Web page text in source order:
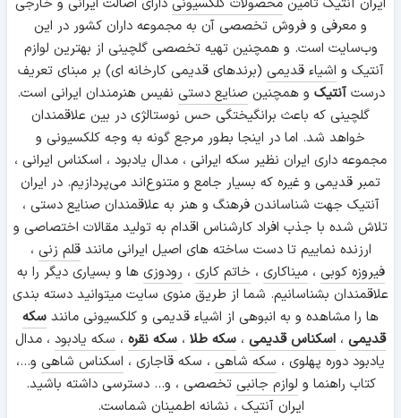
و معرفی و فروش تخصصی آن به مجموعه داران کشور در این
وب‌سایت است. و همچنین تهیه تخصصی گلچینی از بهترین لوازم
آنتیک و اشیاء قدیمی (برندهای قدیمی کارخانه ای) بر مبنای تعریف
درستآنتیک و همچنینصنایع دستی نفیس هنرمندان ایرانی است.
گلچینی که باعث برانگیختگی حس نوستالژی در بین علاقمندان
خواهد شد. اما در اینجا بطور مرجع گونه به وجه کلکسیونی و
مجموعه داری ایران نظیر سکه ایرانی ، مدال یادبود ، اسکناس ایرانی ،
تمبر قدیمی و غیره که بسیار جامع و متنوع‌اند می‌پردازیم. در ایران
آنتیک جهت شناساندن فرهنگ و هنر به علاقمندان صنایع دستی ،
تلاش شده با جذب افراد کارشناس اقدام به تولید مقالات اختصاصی و
ارزنده نماییم تا دست ساخته های اصیل ایرانی مانندقلم زنی ،
فیروزه کوبی ،میناکاری ، خاتم کاری ، رودوزی ها و بسیاری دیگر را به
علاقمندان بشناسانیم. شما از طریق منوی سایت میتوانید دسته بندی
ها را مشاهده و به انبوهی از اشیاء قدیمی و کلکسیونی مانند سکه
قدیمی ، اسکناس قدیمی ، سکه طلا ، سکه نقره ، سکه یادبود ، مدال
یادبود دوره پهلوی ، سکه شاهی ، سکه قاجاری ، اسکناس شاهی و...،
کتاب راهنما و لوازم جانبی تخصصی ، و... دسترسی داشته باشید.
ایران آنتیک ، نشانه اطمینان شماست.